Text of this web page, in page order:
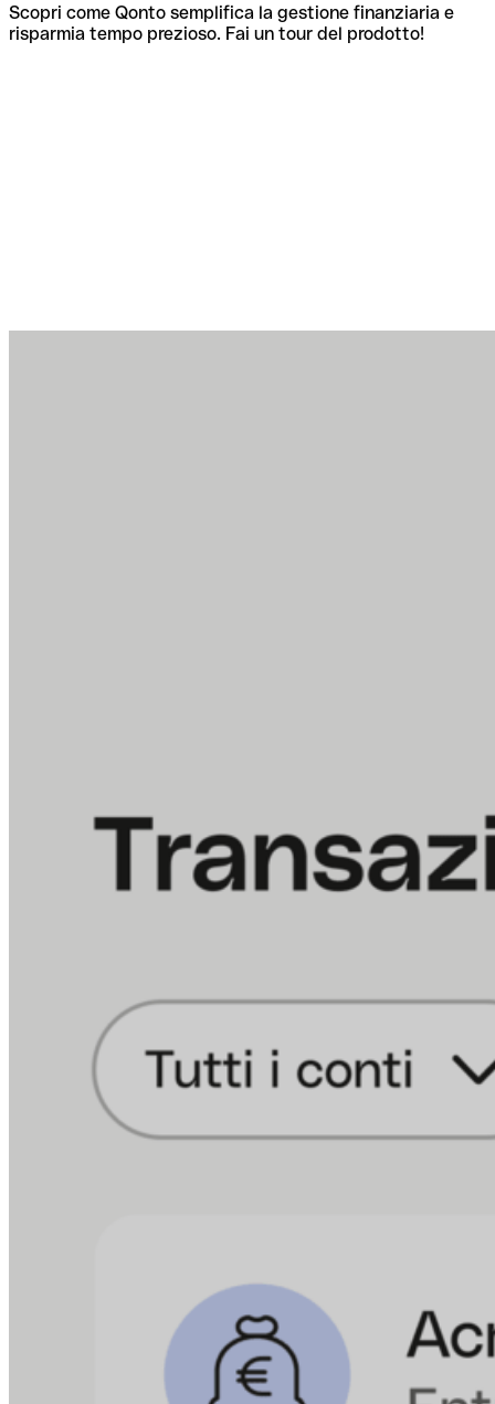
Scopri come Qonto semplifica la gestione finanziaria e
risparmia tempo prezioso. Fai un tour del prodotto!